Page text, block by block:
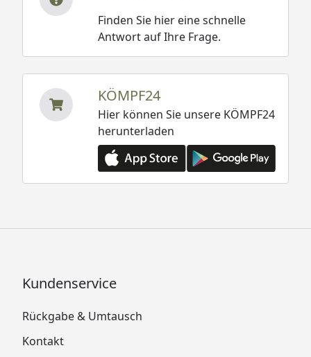
Finden Sie hier eine schnelle
Antwort auf Ihre Frage.
KÖMPF24
Hier können Sie unsere KÖMPF24
herunterladen
Kundenservice
Rückgabe & Umtausch
Kontakt